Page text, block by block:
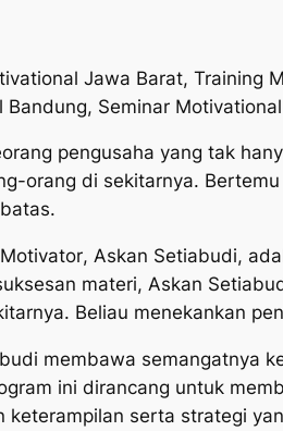
Jawa Barat, Training
Bandung, Seminar
pengusaha yang tak
orang di sekitarnya.
, Askan Setiabudi,
materi, Askan
Beliau menekankan
membawa semangatnya
ini dirancang untuk
keterampilan serta strategi